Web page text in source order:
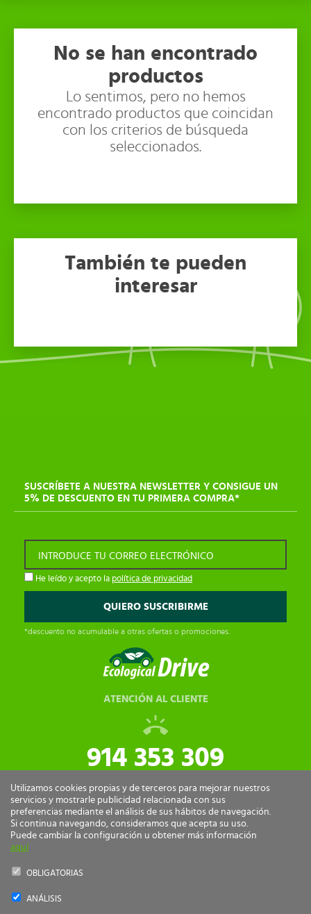
No se han encontrado
productos
Lo sentimos, pero no hemos
encontrado productos que coincidan
con los criterios de búsqueda
seleccionados.
También te pueden
interesar
SUSCRÍBETE A NUESTRA NEWSLETTER Y CONSIGUE UN
5% DE DESCUENTO EN TU PRIMERA COMPRA*
INTRODUCE TU CORREO ELECTRÓNICO
He leído y acepto la política de privacidad
*descuento no acumulable a otras ofertas o promociones.
ATENCIÓN AL CLIENTE
914 353 309
tiendaonline@ecologicaldrive.com
Utilizamos cookies propias y de terceros para mejorar nuestros
servicios y mostrarle publicidad relacionada con sus
preferencias mediante el análisis de sus hábitos de navegación.
Si continua navegando, consideramos que acepta su uso.
Puede cambiar la configuración u obtener más información
aquí
OBLIGATORIAS
ANÁLISIS